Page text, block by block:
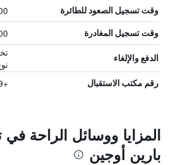
وقت تسجيل الصعود للطائرة
وقت تسجيل المغادرة
الدفع والإلغاء
رقم مكتب الاستقبال +49 7631 936 840
المزايا ووسائل الراحة
بارين أوجين